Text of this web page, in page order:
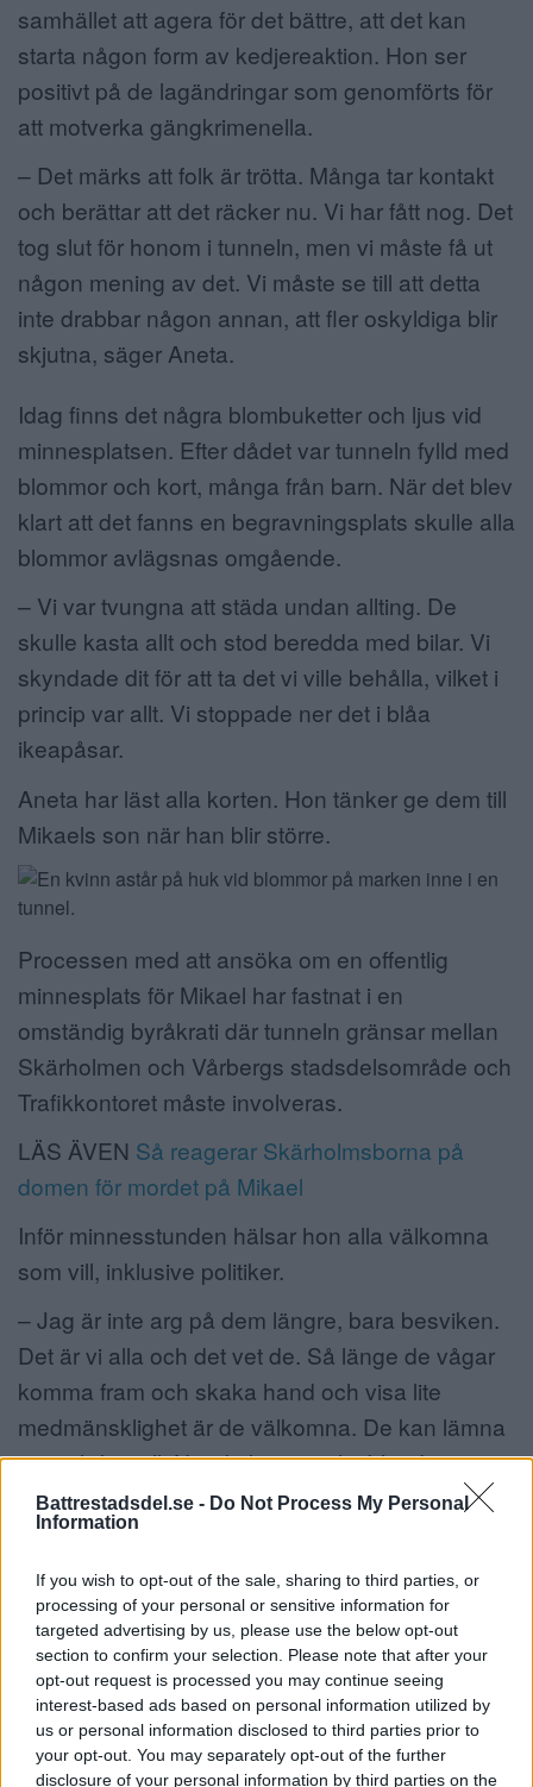
Battrestadsdel.se - Do Not Process My Personal
Information
If you wish to opt-out of the sale, sharing to third parties, or
processing of your personal or sensitive information for
targeted advertising by us, please use the below opt-out
section to confirm your selection. Please note that after your
opt-out request is processed you may continue seeing
interest-based ads based on personal information utilized by
us or personal information disclosed to third parties prior to
your opt-out. You may separately opt-out of the further
disclosure of your personal information by third parties on the
samhället att agera för det bättre, att det kan
starta någon form av kedjereaktion. Hon ser
positivt på de lagändringar som genomförts för
att motverka gängkrimenella.
– Det märks att folk är trötta. Många tar kontakt
och berättar att det räcker nu. Vi har fått nog. Det
tog slut för honom i tunneln, men vi måste få ut
någon mening av det. Vi måste se till att detta
inte drabbar någon annan, att fler oskyldiga blir
skjutna, säger Aneta.
Idag finns det några blombuketter och ljus vid
minnesplatsen. Efter dådet var tunneln fylld med
blommor och kort, många från barn. När det blev
klart att det fanns en begravningsplats skulle alla
blommor avlägsnas omgående.
– Vi var tvungna att städa undan allting. De
skulle kasta allt och stod beredda med bilar. Vi
skyndade dit för att ta det vi ville behålla, vilket i
princip var allt. Vi stoppade ner det i blåa
ikeapåsar.
Aneta har läst alla korten. Hon tänker ge dem till
Mikaels son när han blir större.
Processen med att ansöka om en offentlig
minnesplats för Mikael har fastnat i en
omständig byråkrati där tunneln gränsar mellan
Skärholmen och Vårbergs stadsdelsområde och
Trafikkontoret måste involveras.
LÄS ÄVEN Så reagerar Skärholmsborna på
domen för mordet på Mikael
Inför minnesstunden hälsar hon alla välkomna
som vill, inklusive politiker.
– Jag är inte arg på dem längre, bara besviken.
Det är vi alla och det vet de. Så länge de vågar
komma fram och skaka hand och visa lite
medmänsklighet är de välkomna. De kan lämna
sin politikerroll. När de kommer hit bland
människor, då kan de också vara människor,
säger Aneta.
Ljusmanifestationen är på torsdag den 10 april och inleds
kl.18.00 på Skärholmens torg.
Ljusmanifestation mot gatuvåldet – för
civilkuraget!